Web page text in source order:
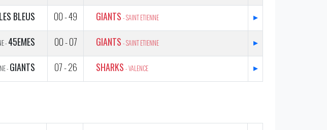
BLEUS 00 - 49 GIANTS - SAINT ETIENNE
▸
- 45EMES 00 - 07 GIANTS - SAINT ETIENNE
▸
- GIANTS 07 - 26 SHARKS - VALENCE ▸